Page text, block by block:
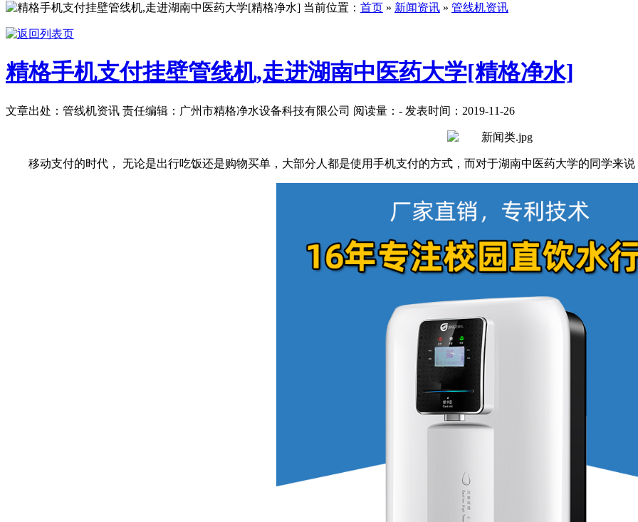
当前位置： 首页 » 新闻资讯 » 管线机资讯
精格手机支付挂壁管线机,走进湖南中医药大学[精格净水]
文章出处：管线机资讯 责任编辑：广州市精格净水设备科技有限公司 阅读量： - 发表时间：2019-11-26
移动支付的时代， 无论是出行吃饭还是购物买单，大部分人都是使用手机支付的方式，而对于湖南中医药大学的同学来